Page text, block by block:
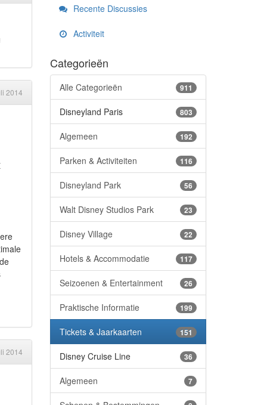
2014
2014
Recente Discussies
Activiteit
Categorieën
911
Alle Categorieën
803
Disneyland Paris
192
Algemeen
116
Parken & Activiteiten
56
Disneyland Park
23
Walt Disney Studios Park
22
Disney Village
117
Hotels & Accommodatie
26
Seizoenen & Entertainment
199
Praktische Informatie
151
Tickets & Jaarkaarten
36
Disney Cruise Line
7
Algemeen